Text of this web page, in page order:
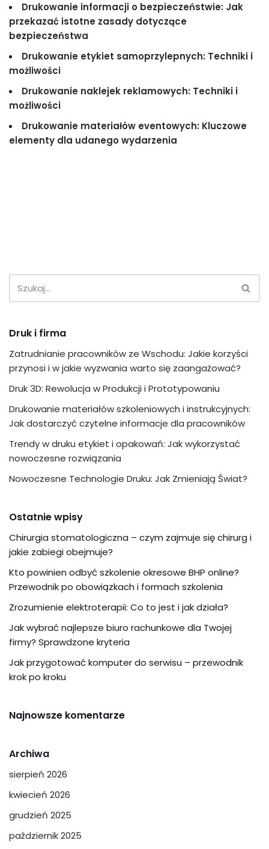
Drukowanie informacji o bezpieczeństwie: Jak
przekazać istotne zasady dotyczące
bezpieczeństwa
Drukowanie etykiet samoprzylepnych: Techniki i
możliwości
Drukowanie naklejek reklamowych: Techniki i
możliwości
Drukowanie materiałów eventowych: Kluczowe
elementy dla udanego wydarzenia
Druk i firma
Zatrudnianie pracowników ze Wschodu: Jakie korzyści
przynosi i w jakie wyzwania warto się zaangażować?
Druk 3D: Rewolucja w Produkcji i Prototypowaniu
Drukowanie materiałów szkoleniowych i instrukcyjnych:
Jak dostarczyć czytelne informacje dla pracowników
Trendy w druku etykiet i opakowań: Jak wykorzystać
nowoczesne rozwiązania
Nowoczesne Technologie Druku: Jak Zmieniają Świat?
Ostatnie wpisy
Chirurgia stomatologiczna – czym zajmuje się chirurg i
jakie zabiegi obejmuje?
Kto powinien odbyć szkolenie okresowe BHP online?
Przewodnik po obowiązkach i formach szkolenia
Zrozumienie elektroterapii: Co to jest i jak działa?
Jak wybrać najlepsze biuro rachunkowe dla Twojej
firmy? Sprawdzone kryteria
Jak przygotować komputer do serwisu – przewodnik
krok po kroku
Najnowsze komentarze
Archiwa
sierpień 2026
kwiecień 2026
grudzień 2025
październik 2025